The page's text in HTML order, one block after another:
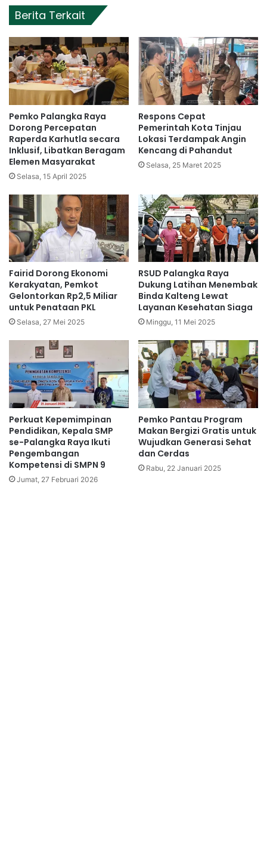
Berita Terkait
Pemko Palangka Raya
Dorong Percepatan
Raperda Karhutla secara
Inklusif, Libatkan Beragam
Elemen Masyarakat
Selasa, 15 April 2025
Respons Cepat
Pemerintah Kota Tinjau
Lokasi Terdampak Angin
Kencang di Pahandut
Selasa, 25 Maret 2025
Fairid Dorong Ekonomi
Kerakyatan, Pemkot
Gelontorkan Rp2,5 Miliar
untuk Penataan PKL
Selasa, 27 Mei 2025
RSUD Palangka Raya
Dukung Latihan Menembak
Binda Kalteng Lewat
Layanan Kesehatan Siaga
Minggu, 11 Mei 2025
Perkuat Kepemimpinan
Pendidikan, Kepala SMP
se-Palangka Raya Ikuti
Pengembangan
Kompetensi di SMPN 9
Jumat, 27 Februari 2026
Pemko Pantau Program
Makan Bergizi Gratis untuk
Wujudkan Generasi Sehat
dan Cerdas
Rabu, 22 Januari 2025